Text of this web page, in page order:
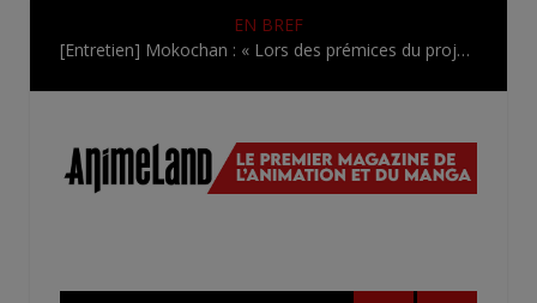
EN BREF
[Entretien] Mokochan : « Lors des prémices du projet, il était déjà demandé de suivre au mieux le manga originel.»